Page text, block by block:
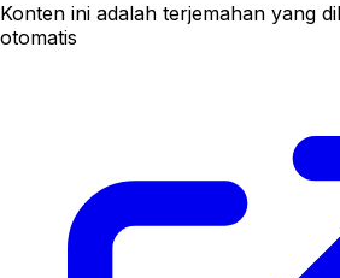
Konten ini adalah terjemahan yang
otomatis